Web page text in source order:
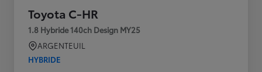
Toyota C-HR
1.8 Hybride 140ch Design MY25
ARGENTEUIL
HYBRIDE